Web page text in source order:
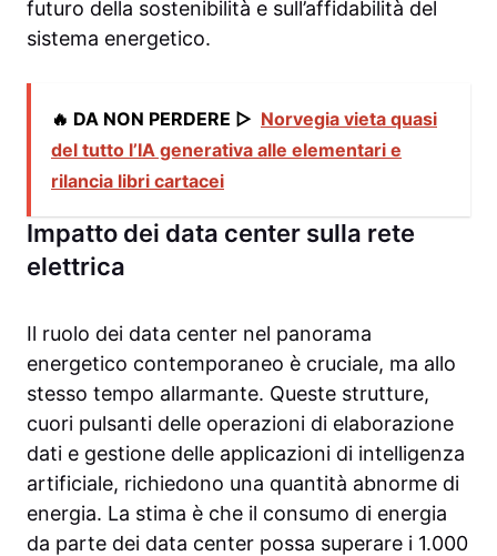
futuro della sostenibilità e sull’affidabilità del
sistema energetico.
🔥 DA NON PERDERE ▷ Norvegia vieta quasi
del tutto l’IA generativa alle elementari e
rilancia libri cartacei
Impatto dei data center sulla rete
elettrica
Il ruolo dei data center nel panorama
energetico contemporaneo è cruciale, ma allo
stesso tempo allarmante. Queste strutture,
cuori pulsanti delle operazioni di elaborazione
dati e gestione delle applicazioni di intelligenza
artificiale, richiedono una quantità abnorme di
energia. La stima è che il consumo di energia
da parte dei data center possa superare i 1.000